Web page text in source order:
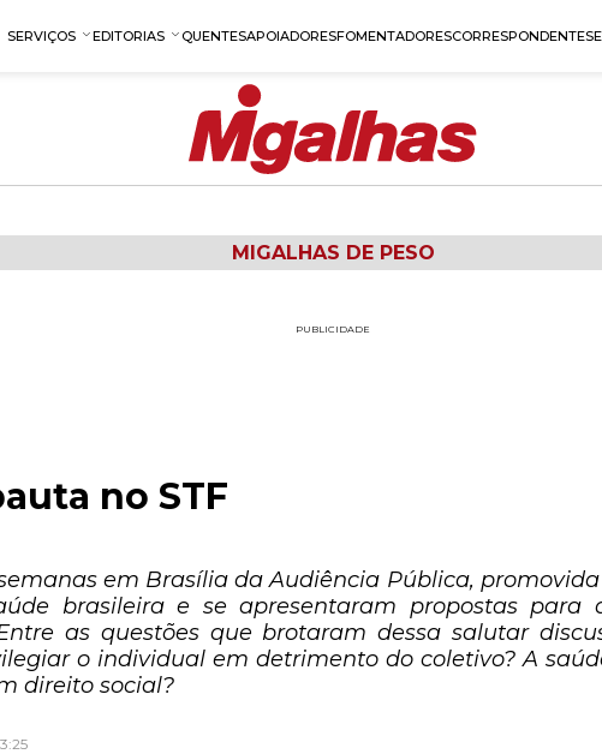
SERVIÇOS EDITORIAS QUENTESAPOIADORESFOMENTADORESCORRESPONDENTES
MIGALHAS DE PESO
PUBLICIDADE
no STF
em Brasília da Audiência Pública, promovida
brasileira e se apresentaram propostas para
as questões que brotaram dessa salutar
o individual em detrimento do coletivo? A
direito social?